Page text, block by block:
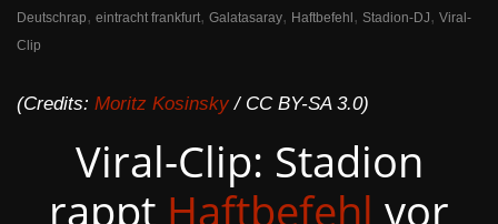
Deutschrap, eintracht frankfurt, Galatasaray, Haftbefehl , Stadion-DJ, Viral-
Clip
(Credits: Moritz Kosinsky / CC BY-SA 3.0)
Viral-Clip: Stadion
rappt Haftbefehl vor